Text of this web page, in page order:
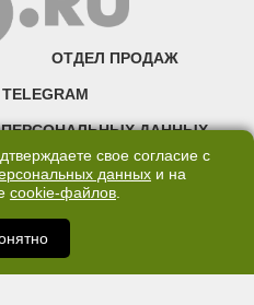
ОТДЕЛ ПРОДАЖ
ДАННЫХ
доведение до всеобщего
и их элементов без согласия
свое согласие с
данных и на
cookie-файлов.